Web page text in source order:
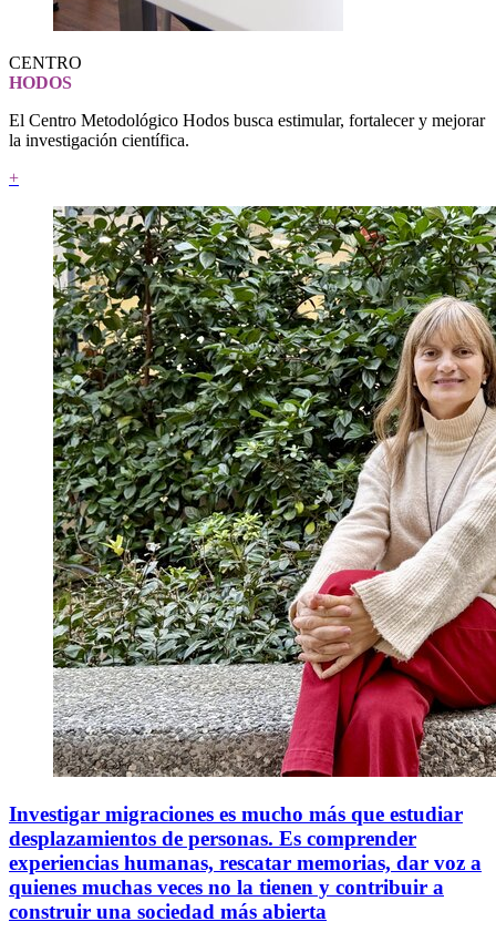
CENTRO
HODOS
El Centro Metodológico Hodos busca estimular, fortalecer y mejorar
la investigación científica.
+
Investigar migraciones es mucho más que estudiar
desplazamientos de personas. Es comprender
experiencias humanas, rescatar memorias, dar voz a
quienes muchas veces no la tienen y contribuir a
construir una sociedad más abierta